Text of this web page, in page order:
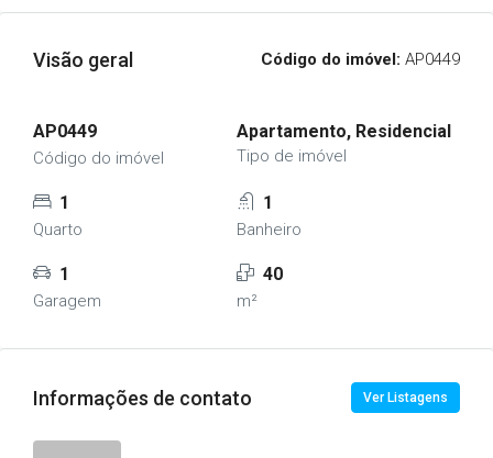
Visão geral Código do imóvel: AP0449
AP0449
Código do imóvel
Apartamento, Residencial
Tipo de imóvel
1
Quarto
1
Banheiro
1
Garagem
40
m²
Informações de contato Ver Listagens